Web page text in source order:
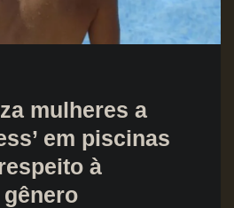
mulheres a
em piscinas
à